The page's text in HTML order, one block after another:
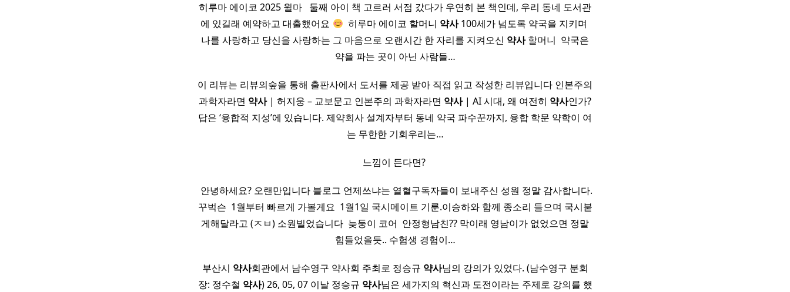
히루마 에이코 2025 윌마 ​ ​ 둘째 아이 책 고르러 서점 갔다가 우연히 본 책인데, 우리 동네 도서관
에 있길래 예약하고 대출했어요
​ 히루마 에이코 할머니 약사100세가 넘도록 약국을 지키며 ​
나를 사랑하고 당신을 사랑하는 그 마음으로 오랜시간 한 자리를 지켜오신 약사할머니 ​ 약국은
약을 파는 곳이 아닌 사람들…
이 리뷰는 리뷰의숲을 통해 출판사에서 도서를 제공 받아 직접 읽고 작성한 리뷰입니다 인본주의
과학자라면 약사| 허지웅 – 교보문고 인본주의 과학자라면 약사| AI 시대, 왜 여전히 약사인가?
답은 ‘융합적 지성’에 있습니다. 제약회사 설계자부터 동네 약국 파수꾼까지, 융합 학문 약학이 여
는 무한한 기회우리는…
느낌이 든다면? ​
​ 안녕하세요? 오랜만입니다 블로그 언제쓰냐는 열혈구독자들이 보내주신 성원 정말 감사합니다.
꾸벅슨 ​ 1월부터 빠르게 가볼게요 ​ 1월1일 국시메이트 기룬.이승하와 함께 종소리 들으며 국시붙
게해달라고 (ㅈㅂ) 소원빌었습니다 ​ 늦둥이 코어 ​ 안정형남친?? 막이래 영남이가 없었으면 정말
힘들었을듯.. 수험생 경험이…
부산시 약사회관에서 남수영구 약사회 주최로 정승규 약사님의 강의가 있었다. (남수영구 분회
장: 정수철 약사) 26, 05, 07 이날 정승규 약사님은 세가지의 혁신과 도전이라는 주제로 강의를 했